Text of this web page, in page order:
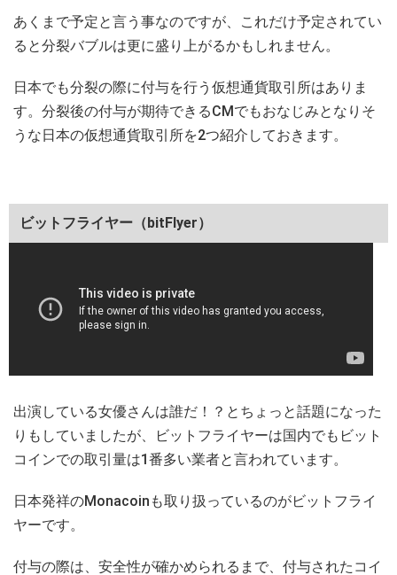
あくまで予定と言う事なのですが、これだけ予定されてい
ると分裂バブルは更に盛り上がるかもしれません。
日本でも分裂の際に付与を行う仮想通貨取引所はありま
す。分裂後の付与が期待できるCMでもおなじみとなりそ
うな日本の仮想通貨取引所を2つ紹介しておきます。
ビットフライヤー（bitFlyer）
出演している女優さんは誰だ！？とちょっと話題になった
りもしていましたが、ビットフライヤーは国内でもビット
コインでの取引量は1番多い業者と言われています。
日本発祥のMonacoinも取り扱っているのがビットフライ
ヤーです。
付与の際は、安全性が確かめられるまで、付与されたコイ